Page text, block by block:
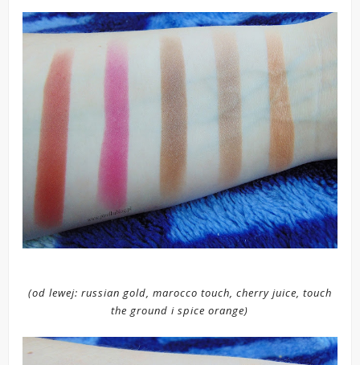
(od lewej: russian gold, marocco touch, cherry juice, touch
the ground i spice orange)